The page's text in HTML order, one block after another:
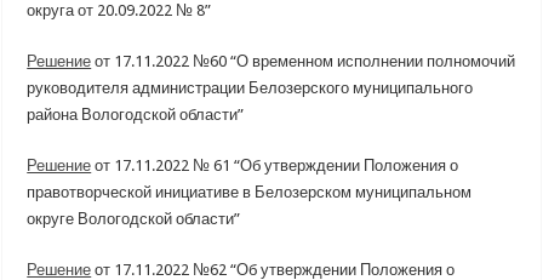
округа от 20.09.2022 № 8”
Решение от 17.11.2022 №60 “О временном исполнении полномочий
руководителя администрации Белозерского муниципального
района Вологодской области”
Решение от 17.11.2022 № 61 “Об утверждении Положения о
правотворческой инициативе в Белозерском муниципальном
округе Вологодской области”
Решение от 17.11.2022 №62 “Об утверждении Положения о